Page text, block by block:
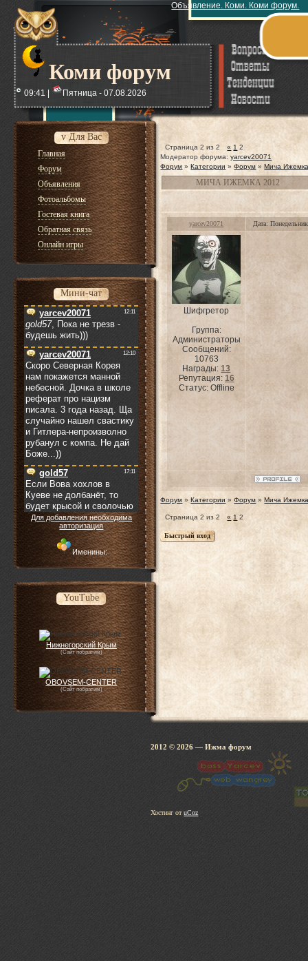
Коми форум
Объявление. Коми. Коми форум.
09:41 | Пятница - 07.08.2026
v Для Вас
Главная
Форум
Объявления
Фотоальбомы
Гостевая книга
Обратная связь
Онлайн игры
Мини-чат
Для добавления необходима
авторизация
Именины:
YouTube
Нижнегорский Крым
(Сайт побратим)
OBOVSEM-CENTER
(Сайт побратим)
Страница2 из2 « 1 2
Модератор форума:yarcev20071
Форум » Категории » Форум » Мича
МИЧА ИЖЕМКА 2012
yarcev20071 Дата:
Шифгретор
Группа:
Администраторы
Сообщений:
10763
Награды:13
Репутация: 16
Статус: Offline
Форум » Категории » Форум » Мича
Страница2 из2 « 1 2
2012 © 2026 — Ижма
Хостинг отuCoz